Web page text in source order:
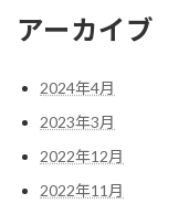
アーカイブ
2024年4月
2023年3月
2022年12月
2022年11月